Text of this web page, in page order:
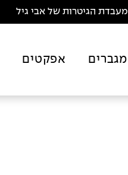
מעבדת הגיטרות של אבי גיל
מגברים אפקטים